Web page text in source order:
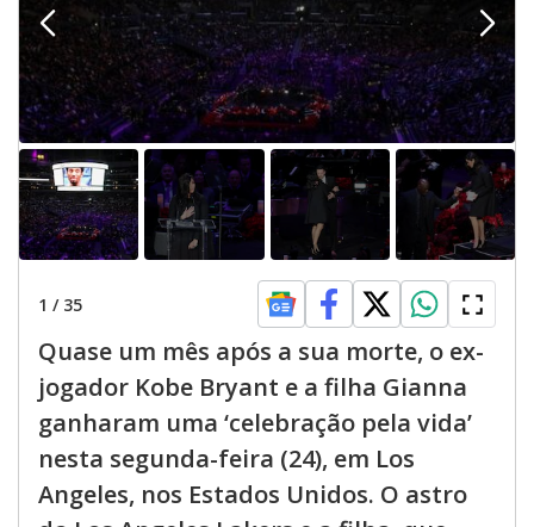
1 / 35
Quase um mês após a sua morte, o ex-
jogador Kobe Bryant e a filha Gianna
ganharam uma ‘celebração pela vida’
nesta segunda-feira (24), em Los
Angeles, nos Estados Unidos. O astro